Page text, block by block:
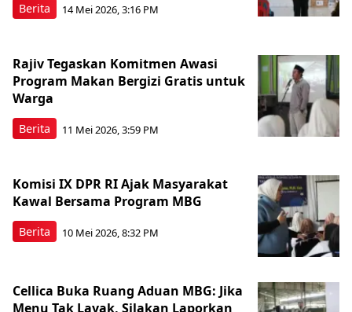
Berita 14 Mei 2026, 3:16 PM
Berita
Rajiv Tegaskan Komitmen Awasi
Program Makan Bergizi Gratis untuk
Warga
11 Mei 2026, 3:59 PM
Berita
Komisi IX DPR RI Ajak Masyarakat
Kawal Bersama Program MBG
10 Mei 2026, 8:32 PM
Cellica Buka Ruang Aduan MBG: Jika
Menu Tak Layak, Silakan Laporkan